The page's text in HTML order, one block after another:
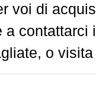
voi di
a
o